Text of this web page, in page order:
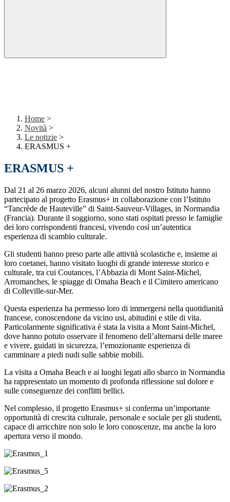
Home >
Novità >
Le notizie >
ERASMUS +
ERASMUS +
Dal 21 al 26 marzo 2026, alcuni alunni del nostro Istituto hanno
partecipato al progetto Erasmus+ in collaborazione con l’Istituto
“Tancrède de Hauteville” di Saint-Sauveur-Villages, in Normandia
(Francia). Durante il soggiorno, sono stati ospitati presso le famiglie
dei loro corrispondenti francesi, vivendo così un’autentica
esperienza di scambio culturale.
Gli studenti hanno preso parte alle attività scolastiche e, insieme ai
loro coetanei, hanno visitato luoghi di grande interesse storico e
culturale, tra cui Coutances, l’Abbazia di Mont Saint-Michel,
Arromanches, le spiagge di Omaha Beach e il Cimitero americano
di Colleville-sur-Mer.
Questa esperienza ha permesso loro di immergersi nella quotidianità
francese, conoscendone da vicino usi, abitudini e stile di vita.
Particolarmente significativa è stata la visita a Mont Saint-Michel,
dove hanno potuto osservare il fenomeno dell’alternarsi delle maree
e vivere, guidati in sicurezza, l’emozionante esperienza di
camminare a piedi nudi sulle sabbie mobili.
La visita a Omaha Beach e ai luoghi legati allo sbarco in Normandia
ha rappresentato un momento di profonda riflessione sul dolore e
sulle conseguenze dei conflitti bellici.
Nel complesso, il progetto Erasmus+ si conferma un’importante
opportunità di crescita culturale, personale e sociale per gli studenti,
capace di arricchire non solo le loro conoscenze, ma anche la loro
apertura verso il mondo.